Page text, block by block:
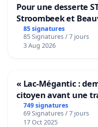
Pour une desserte
Stroombeek et
bediening van de
Voor
85 signatures
85 Signatures / 7 jours
3 Aug 2026
« Lac-Mégantic :
citoyen avant une
de notre territoire »
749 signatures
69 Signatures / 7 jours
17 Oct 2025